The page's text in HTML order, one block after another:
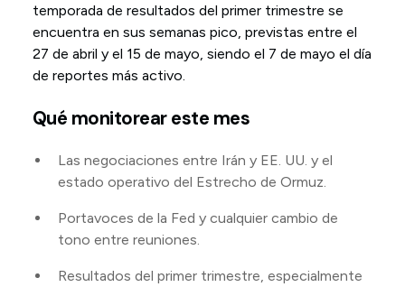
temporada de resultados del primer trimestre se
encuentra en sus semanas pico, previstas entre el
27 de abril y el 15 de mayo, siendo el 7 de mayo el día
de reportes más activo.
Qué monitorear este mes
Las negociaciones entre Irán y EE. UU. y el
estado operativo del Estrecho de Ormuz.
Portavoces de la Fed y cualquier cambio de
tono entre reuniones.
Resultados del primer trimestre, especialmente